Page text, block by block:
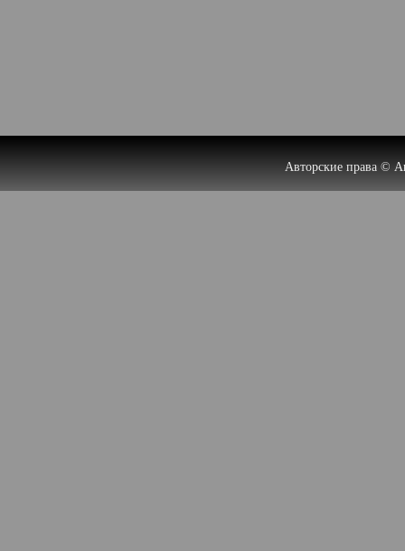
Авторские права ©